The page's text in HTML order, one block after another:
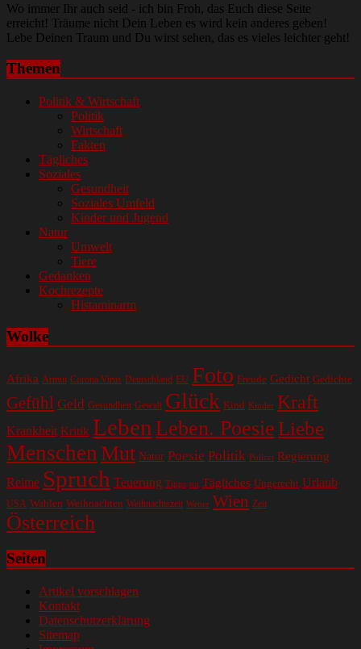
Wo immer Ihr auch seid - ich bin Froh, das Euch diese Seite
erreicht! Träume nicht Dein Leben es wird kein anderes geben!
Lebe Deinen Traum und Du wirst sehen, das es vieles leichter geht!
Themen
Politik & Wirtschaft
Politik
Wirtschaft
Fakten
Tägliches
Soziales
Gesundheit
Soziales Umfeld
Kinder und Jugend
Natur
Umwelt
Tiere
Gedanken
Kochrezepte
Histaminarm
Wolke
Afrika Armut Corona Virus Deutschland EU Foto Freude Gedicht Gedichte
Gefühl Geld Gesundheit Gewalt Glück Kind Kinder Kraft
Krankheit Kritik Leben Leben. Poesie Liebe
Menschen Mut Natur Poesie Politik Polizei Regierung
Reime Spruch Teuerung Tipps tot Tägliches Ungerecht Urlaub
USA Wahlen Weihnachten Weihnachtszeit Wetter Wien Zeit
Österreich
Seiten
Artikel vorschlagen
Kontakt
Datenschutzerklärung
Sitemap